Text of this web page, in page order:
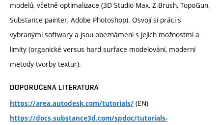
modelů, včetně optimalizace (3D Studio Max, Z-Brush, TopoGun,
Substance painter, Adobe Photoshop). Osvojí si práci s
vybranými softwary a jsou obeznámeni s jejich možnostmi a
limity (organické versus hard surface modelování, moderní
metody tvorby textur).
DOPORUČENÁ LITERATURA
https://area.autodesk.com/tutorials/ (EN)
https://docs.substance3d.com/spdoc/tutorials-